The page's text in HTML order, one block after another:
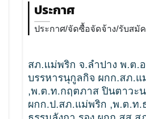
ประกาศ
ประกาศ/จัดซื้อจัดจ้าง/รับสมั
สภ.แม่พริก จ.ลำปาง พ.ต.
บรรหารนุกูลกิจ ผกก.สภ.แ
,พ.ต.ท.กฤตภาส ปินตาวะน
ผกก.ป.สภ.แม่พริก ,พ.ต.ท.